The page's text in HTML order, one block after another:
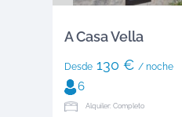
A Casa Vella
Desde130 € / noche
6
Alquiler: Completo